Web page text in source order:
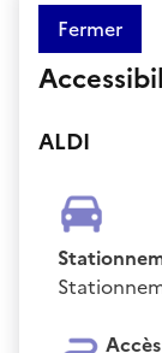
Fermer
ALDI
Accès